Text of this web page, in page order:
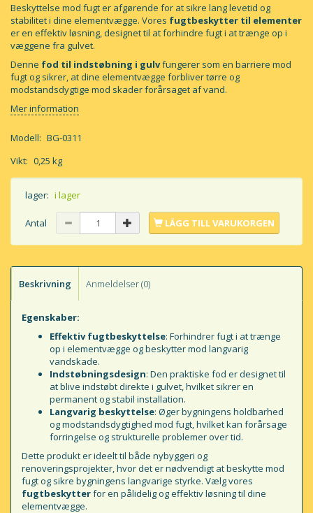
Beskyttelse mod fugt er afgørende for at sikre lang levetid og
stabilitet i dine elementvægge. Vores fugtbeskytter til elementer
er en effektiv løsning, designet til at forhindre fugt i at trænge op i
væggene fra gulvet.
Denne fod til indstøbning i gulvfungerer som en barriere mod
fugt og sikrer, at dine elementvægge forbliver tørre og
modstandsdygtige mod skader forårsaget af vand.
Mer information
Modell: BG-0311
Vikt: 0,25 kg
lager: i lager
Antal LÄGG TILL VARUKORGEN
Beskrivning Anmeldelser (0)
Egenskaber:
Effektiv fugtbeskyttelse: Forhindrer fugt i at trænge
op i elementvægge og beskytter mod langvarig
vandskade.
Indstøbningsdesign: Den praktiske fod er designet til
at blive indstøbt direkte i gulvet, hvilket sikrer en
permanent og stabil installation.
Langvarig beskyttelse: Øger bygningens holdbarhed
og modstandsdygtighed mod fugt, hvilket kan forårsage
forringelse og strukturelle problemer over tid.
Dette produkt er ideelt til både nybyggeri og
renoveringsprojekter, hvor det er nødvendigt at beskytte mod
fugt og sikre bygningens langvarige styrke. Vælg vores
fugtbeskytterfor en pålidelig og effektiv løsning til dine
elementvægge.